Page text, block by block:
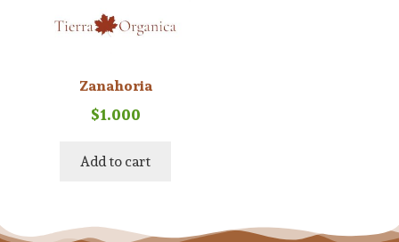
Zanahoria
$1.000
Add to cart